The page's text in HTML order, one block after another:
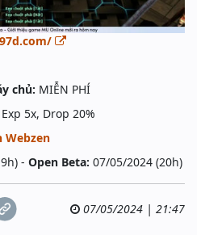
chủ: MIỄN PHÍ
5x, Drop 20%
Webzen
- Open Beta: 07/05/2024 (20h)
07/05/2024 | 21:47